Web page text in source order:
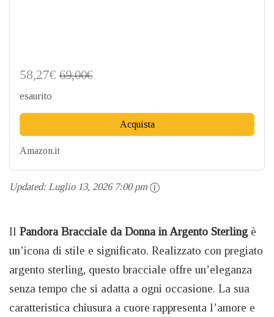
58,27€ 69,00€
esaurito
Acquista
Amazon.it
Updated: Luglio 13, 2026 7:00 pm
Il Pandora Bracciale da Donna in Argento Sterlingè
un’icona di stile e significato. Realizzato con pregiato
argento sterling, questo bracciale offre un’eleganza
senza tempo che si adatta a ogni occasione. La sua
caratteristica chiusura a cuore rappresenta l’amore e